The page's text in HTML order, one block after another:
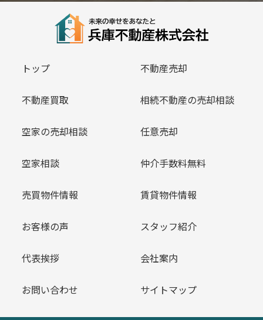
トップ 不動産売却
不動産買取 相続不動産の売却相談
空家の売却相談 任意売却
空家相談 仲介手数料無料
売買物件情報 賃貸物件情報
お客様の声 スタッフ紹介
代表挨拶 会社案内
お問い合わせ サイトマップ